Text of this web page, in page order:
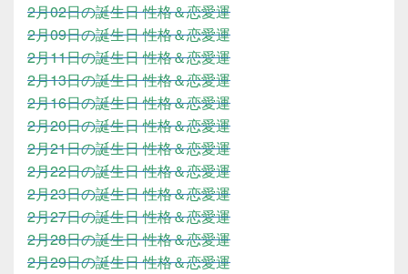
2月02日の誕生日 性格＆恋愛運
2月09日の誕生日 性格＆恋愛運
2月11日の誕生日 性格＆恋愛運
2月13日の誕生日 性格＆恋愛運
2月16日の誕生日 性格＆恋愛運
2月20日の誕生日 性格＆恋愛運
2月21日の誕生日 性格＆恋愛運
2月22日の誕生日 性格＆恋愛運
2月23日の誕生日 性格＆恋愛運
2月27日の誕生日 性格＆恋愛運
2月28日の誕生日 性格＆恋愛運
2月29日の誕生日 性格＆恋愛運